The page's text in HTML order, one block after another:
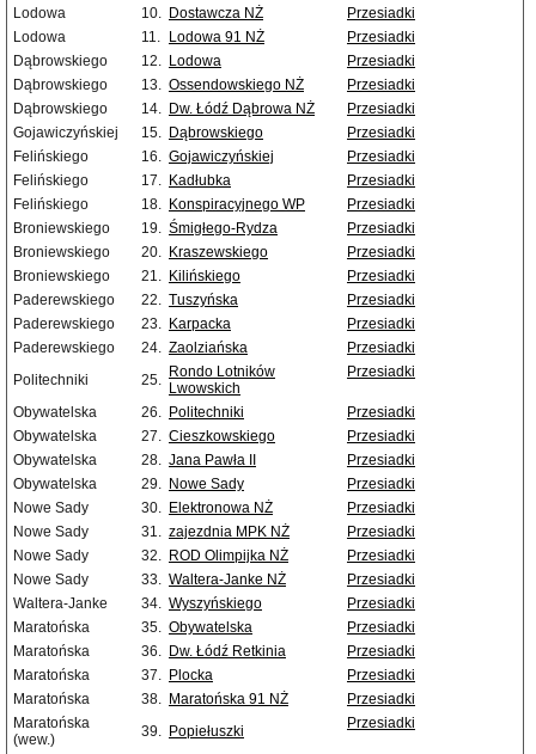
Lodowa
10. Dostawcza NŻ
Przesiadki
Lodowa
11. Lodowa 91 NŻ
Przesiadki
Dąbrowskiego
12. Lodowa
Przesiadki
Dąbrowskiego
13. Ossendowskiego NŻ
Przesiadki
Dąbrowskiego
14. Dw. Łódź Dąbrowa NŻ
Przesiadki
Gojawiczyńskiej
15. Dąbrowskiego
Przesiadki
Felińskiego
16. Gojawiczyńskiej
Przesiadki
Felińskiego
17. Kadłubka
Przesiadki
Felińskiego
18. Konspiracyjnego WP
Przesiadki
Broniewskiego
19. Śmigłego-Rydza
Przesiadki
Broniewskiego
20. Kraszewskiego
Przesiadki
Broniewskiego
21. Kilińskiego
Przesiadki
Paderewskiego
22. Tuszyńska
Przesiadki
Paderewskiego
23. Karpacka
Przesiadki
Paderewskiego
24. Zaolziańska
Przesiadki
Politechniki
25. Rondo Lotników
Lwowskich
Przesiadki
Obywatelska 26. Politechniki
Przesiadki
Obywatelska
27. Cieszkowskiego
Przesiadki
Obywatelska
28. Jana Pawła II
Przesiadki
Obywatelska
29. Nowe Sady
Przesiadki
Nowe Sady
30. Elektronowa NŻ
Przesiadki
Nowe Sady
31. zajezdnia MPK NŻ
Przesiadki
Nowe Sady
32. ROD Olimpijka NŻ
Przesiadki
Nowe Sady
33. Waltera-Janke NŻ
Przesiadki
Waltera-Janke
34. Wyszyńskiego
Przesiadki
Maratońska
35. Obywatelska
Przesiadki
Maratońska
36. Dw. Łódź Retkinia
Przesiadki
Maratońska
37. Plocka
Przesiadki
Maratońska
38. Maratońska 91 NŻ
Przesiadki
Maratońska
(wew.)
39. Popiełuszki Przesiadki